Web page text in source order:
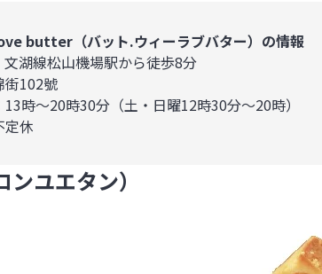
butter（バット.ウィーラブバター）の情報
文湖線松山機場駅から徒歩8分
街102號
時〜20時30分（土・日曜12時30分〜20時）
定休
ユエタン）